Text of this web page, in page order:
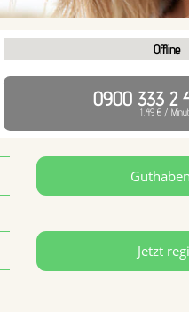
Offline
0900 333 2
1,49 € /
Jetzt